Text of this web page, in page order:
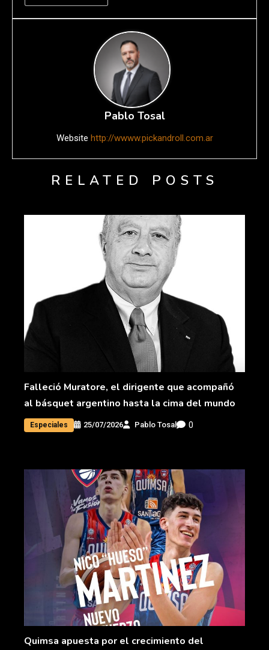
Pablo Tosal
Website http://wwww.pickandroll.com.ar
RELATED POSTS
Falleció Muratore, el dirigente que acompañó
al básquet argentino hasta la cima del mundo
Especiales 25/07/2026 Pablo Tosal 0
Quimsa apuesta por el crecimiento del